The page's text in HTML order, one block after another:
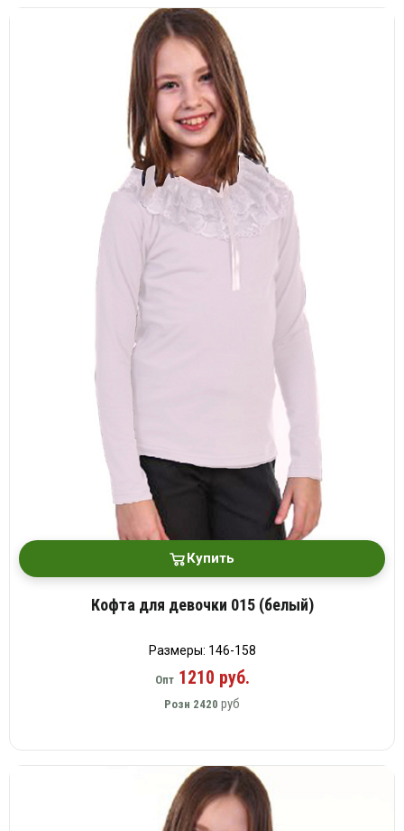
Купить
Кофта для девочки 015 (белый)
Размеры: 146-158
Опт1210 руб.
Розн 2420 руб